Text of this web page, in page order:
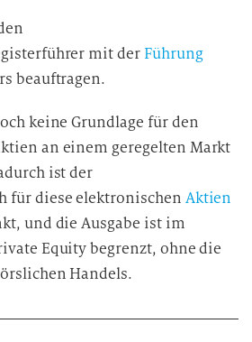
mit derFührung
beauftragen.
keine Grundlage für den
an einem geregelten Markt
ist der
für diese elektronischen Aktien
und die Ausgabe ist im
Equity begrenzt, ohne die
Handels.